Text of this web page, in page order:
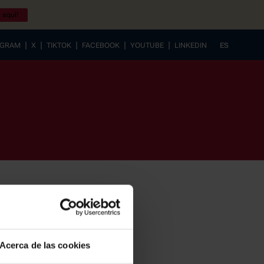
Acerca de las cookies
aquí!
| X | TIKTOK | FACEBOOK | YOUTUBE | LINKEDIN
ES